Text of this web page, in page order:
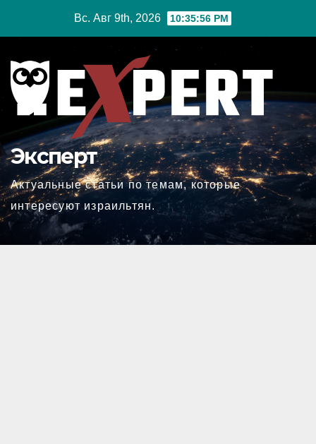
Вс. Авг 9th, 2026 10:35:57 PM
Эксперт
Актуальные статьи по темам, которые
интересуют израильтян.